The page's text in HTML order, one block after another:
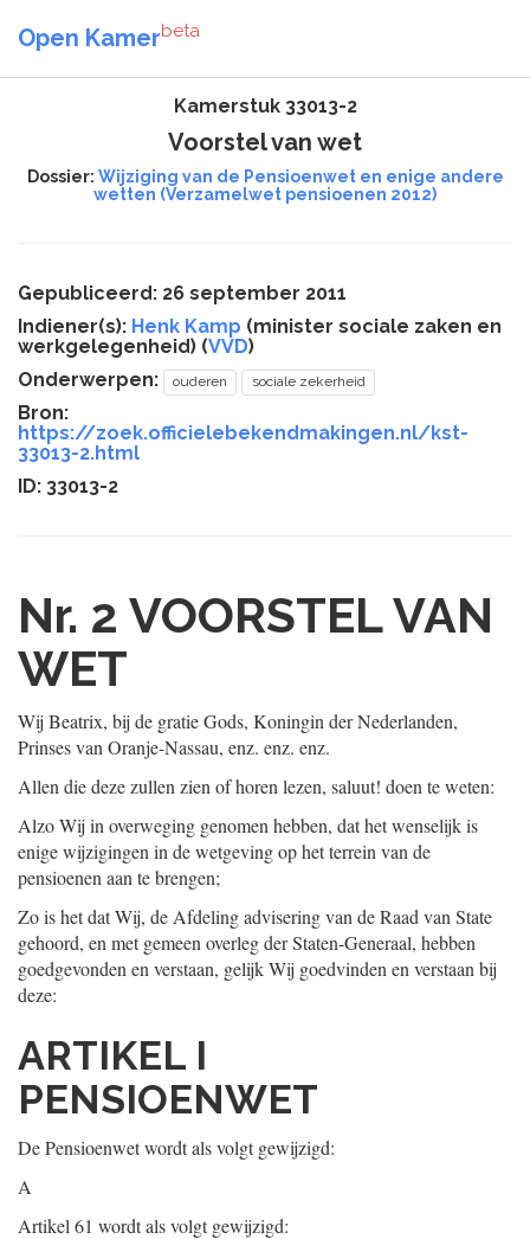
Open Kamerbeta
Kamerstuk 33013-2
Voorstel van wet
Dossier: Wijziging van de Pensioenwet en enige andere
wetten (Verzamelwet pensioenen 2012)
Gepubliceerd: 26 september 2011
Indiener(s): Henk Kamp (minister sociale zaken en
werkgelegenheid) (VVD)
Onderwerpen:
ouderen sociale zekerheid
Bron:
https://zoek.officielebekendmakingen.nl/kst-
33013-2.html
ID: 33013-2
Nr. 2 VOORSTEL VAN
WET
Wij Beatrix, bij de gratie Gods, Koningin der Nederlanden,
Prinses van Oranje-Nassau, enz. enz. enz.
Allen die deze zullen zien of horen lezen, saluut! doen te weten:
Alzo Wij in overweging genomen hebben, dat het wenselijk is
enige wijzigingen in de wetgeving op het terrein van de
pensioenen aan te brengen;
Zo is het dat Wij, de Afdeling advisering van de Raad van State
gehoord, en met gemeen overleg der Staten-Generaal, hebben
goedgevonden en verstaan, gelijk Wij goedvinden en verstaan bij
deze:
ARTIKEL I
PENSIOENWET
De Pensioenwet wordt als volgt gewijzigd:
A
Artikel 61 wordt als volgt gewijzigd: